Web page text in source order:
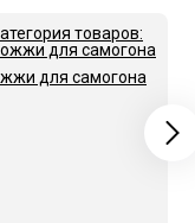
для самогона